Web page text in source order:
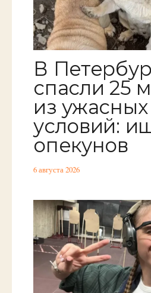
В
спасли 25
из ужасных
условий:
опекунов
6 августа 2026